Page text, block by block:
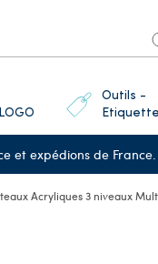
Outils -
et expédions de France.
Acryliques 3 niveaux